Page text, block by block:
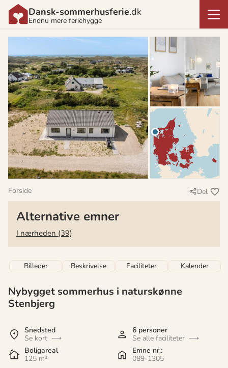
Dansk-sommerhusferie.dk
Endnu mere feriehygge
Forside Del
Alternative emner
I nærheden (39)
Billeder Beskrivelse Faciliteter Kalender
Nybygget sommerhus i naturskønne
Stenbjerg
Snedsted
Se kort
6 personer
Se alle faciliteter
Boligareal
125 m²
Emne nr.:
089-1305